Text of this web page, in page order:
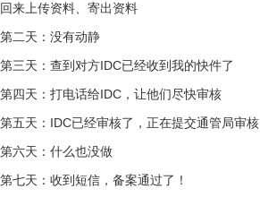
回来上传资料、寄出资料
第二天：没有动静
第三天：查到对方IDC已经收到我的快件了
第四天：打电话给IDC，让他们尽快审核
第五天：IDC已经审核了，正在提交通管局审核
第六天：什么也没做
第七天：收到短信，备案通过了！